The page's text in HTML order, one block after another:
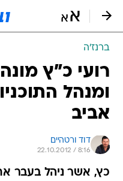
ברנז'ה
רועי כ"ץ
ומנהל
אביב
דוד ורטהיים
22.10.2012 / 8:16
כץ, אשר ניהל